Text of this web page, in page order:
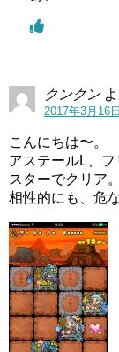
クンクン
2017年3月16
こんにちは〜。
アステールL、
スターでクリア。
相性的にも、危